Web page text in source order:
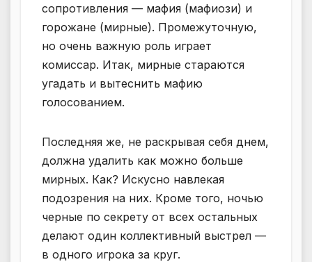
сопротивления — мафия (мафиози) и
горожане (мирные). Промежуточную,
но очень важную роль играет
комиссар. Итак, мирные стараются
угадать и вытеснить мафию
голосованием.
Последняя же, не раскрывая себя днем,
должна удалить как можно больше
мирных. Как? Искусно навлекая
подозрения на них. Кроме того, ночью
черные по секрету от всех остальных
делают один коллективный выстрел —
в одного игрока за круг.